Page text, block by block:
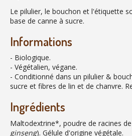
Le pilulier, le bouchon et l'étiquette
base de canne à sucre.
Informations
- Biologique.
- Végétalien, végane.
- Conditionné dans un pilulier &
sucre et fibres de lin et de chanvre.
Ingrédients
Maltodextrine*, poudre de racines
ginseng). Gélule d'origine végétale.